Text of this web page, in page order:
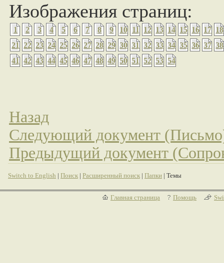
Изображения страниц:
1 2 3 4 5 6 7 8 9 10 11 12 13 14 15 16 17 18
21 22 23 24 25 26 27 28 29 30 31 32 33 34 35 36 37 38
41 42 43 44 45 46 47 48 49 50 51 52 53 54
Назад
Следующий документ
Предыдущий документ
Switch to English | Поиск | Расширенный поиск | Папки | Темы
Главная страница Помощь